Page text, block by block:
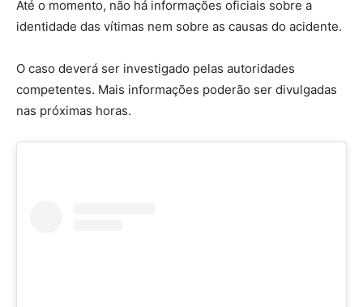
Até o momento, não há informações oficiais sobre a
identidade das vítimas nem sobre as causas do acidente.
O caso deverá ser investigado pelas autoridades
competentes. Mais informações poderão ser divulgadas
nas próximas horas.